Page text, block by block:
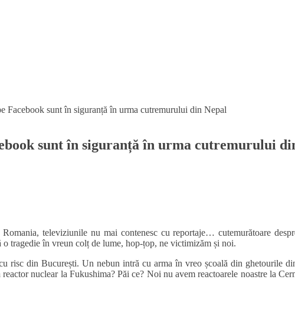
Facebook sunt în siguranță în urma cutremurului din Nepal
sunt în siguranță în urma cutremurului
televiziunile nu mai contenesc cu reportaje… cutemurătoare
tragedie în vreun colț de lume, hop-țop, ne victimizăm și noi.
risc din București. Un nebun intră cu arma în vreo școală din ghetourile
nuclear la Fukushima? Păi ce? Noi nu avem reactoarele noastre la